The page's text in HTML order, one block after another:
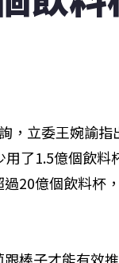
，立委王婉諭指
了1.5億個飲料
20億個飲料杯